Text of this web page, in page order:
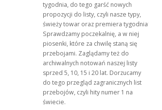
tygodnia, do tego garść nowych
propozycji do listy, czyli nasze typy,
świeży towar oraz premiera tygodnia!
Sprawdzamy poczekalnię, a w niej
piosenki, które za chwilę staną się
przebojami. Zaglądamy też do
archiwalnych notowań naszej listy
sprzed 5, 10, 15 i 20 lat. Dorzucamy
do tego przegląd zagranicznych list
przebojów, czyli hity numer 1 na
świecie.